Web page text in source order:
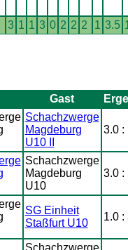
3 1 1 3 0 2 2 2 1 3.5
Gast
Schachzwerge
Magdeburg
U10 II
3.0 :
Schachzwerge
Magdeburg
U10
3.0 :
SG Einheit
Staßfurt U10
1.0 :
Schachzwerge